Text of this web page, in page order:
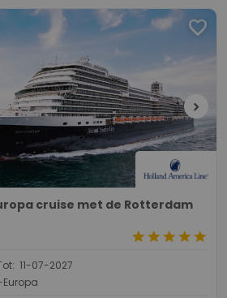
favorite
chevron_right
cruise met de Rotterdam
starstarstarstarstar
11-07-2027